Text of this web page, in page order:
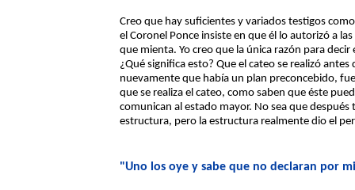
Creo que hay suficientes y variados testigos
el Coronel Ponce insiste en que él lo autorizó a
que mienta. Yo creo que la única razón para
¿Qué significa esto? Que el cateo se realizó
nuevamente que había un plan preconcebido,
que se realiza el cateo, como saben que éste
comunican al estado mayor. No sea que
estructura, pero la estructura realmente dio el
"Uno los oye y sabe que no declaran por